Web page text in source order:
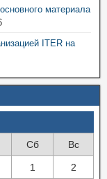
материала
ITER на
Сб Вс
1 2